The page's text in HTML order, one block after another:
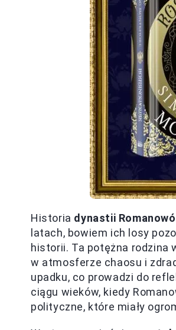
Historia dynastii
latach, bowiem ich losy
historii. Ta potężna rodzina
w atmosferze chaosu i
upadku, co prowadzi do
ciągu wieków, kiedy
polityczne, które miały